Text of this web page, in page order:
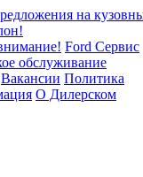
на
Ford Сервис
обслуживание
Вакансии Политика
О Дилерском